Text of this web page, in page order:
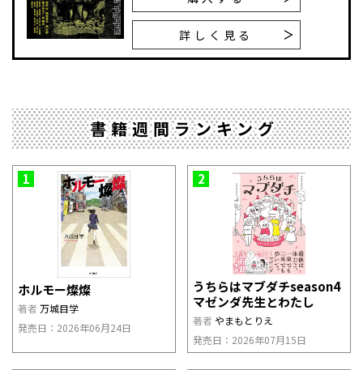
詳しく見る
書籍週間ランキング
1
ホルモー燦燦
著者 万城目学
発売日：2026年06月24日
2
うちらはマブダチseason4
マゼンダ先生とわたし
著者 やまもとりえ
発売日：2026年07月15日